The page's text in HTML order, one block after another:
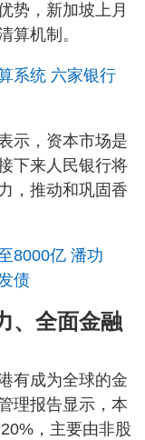
势，新加坡上月
算机制。
系统 六家银行
示，资本市场是
下来人民银行将
，推动和巩固香
8000亿 潘功
债
、全面金融
有成为全球的金
理报告显示，本
，主要由非股